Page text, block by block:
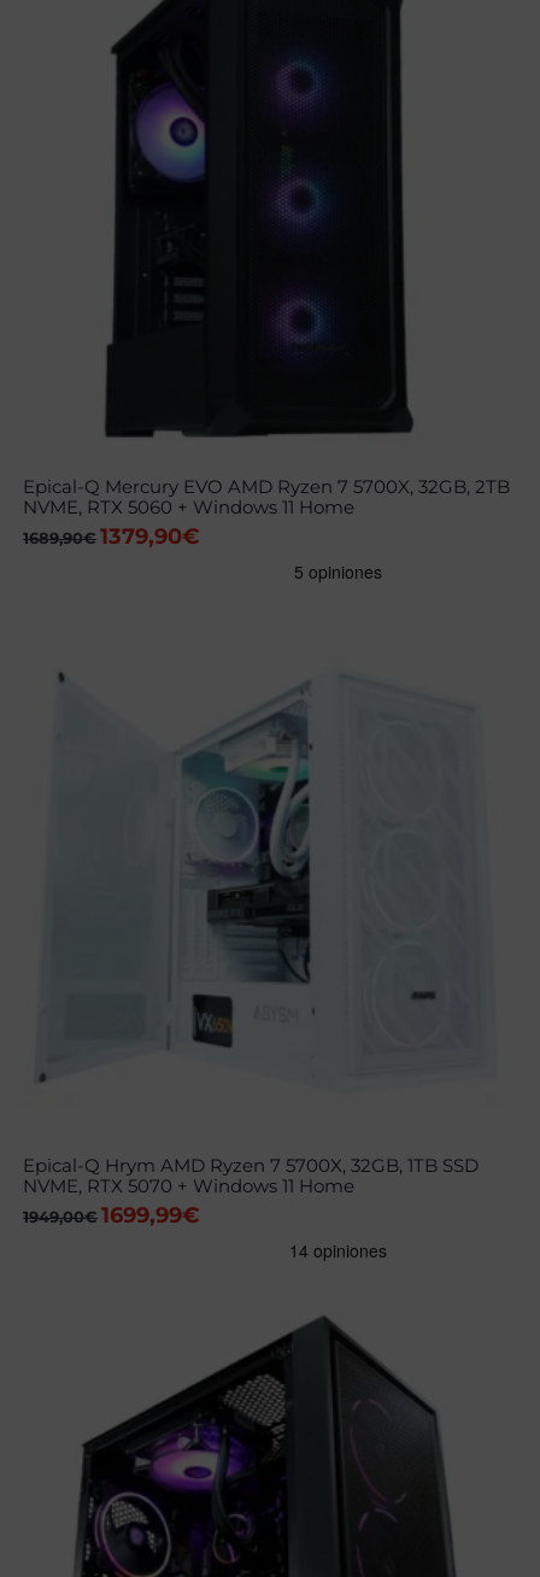
Epical-Q Mercury EVO AMD Ryzen 7 5700X, 32GB, 2TB
NVME, RTX 5060 + Windows 11 Home
1689,90€ El
1379,90€
Epical-Q Hrym AMD Ryzen 7 5700X, 32GB, 1TB SSD
NVME, RTX 5070 + Windows 11 Home
1949,00€ El
1699,99€